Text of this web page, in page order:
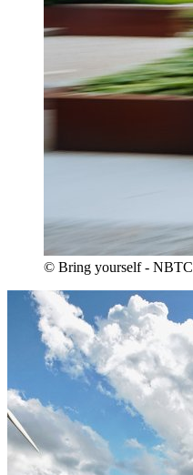
© Bring yourself - NBTC